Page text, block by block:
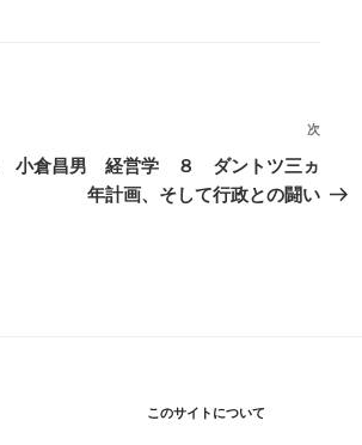
投
次
小倉昌男 経営学 ８ ダントツ三ヵ
年計画、そして行政との闘い
このサイトについて